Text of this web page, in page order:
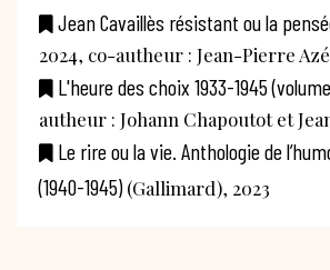
Jean Cavaillès résistant ou la
2024, co-autheur : Jean-Pierre
L'heure des choix 1933-1945
autheur : Johann Chapoutot et
Le rire ou la vie. Anthologie de
(1940-1945)(Gallimard), 2023